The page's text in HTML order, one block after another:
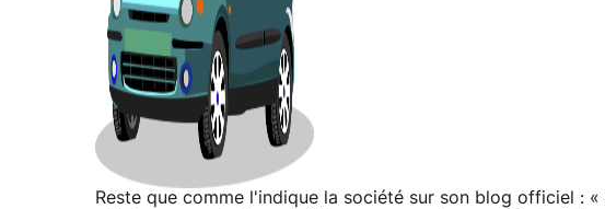
Reste que comme l'indique la société sur son blog officiel : «